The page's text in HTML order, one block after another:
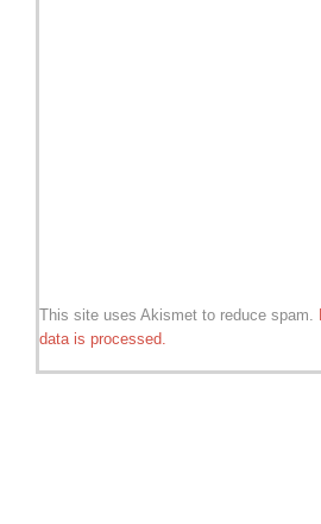
This site uses Akismet to reduce spam.
data is processed.